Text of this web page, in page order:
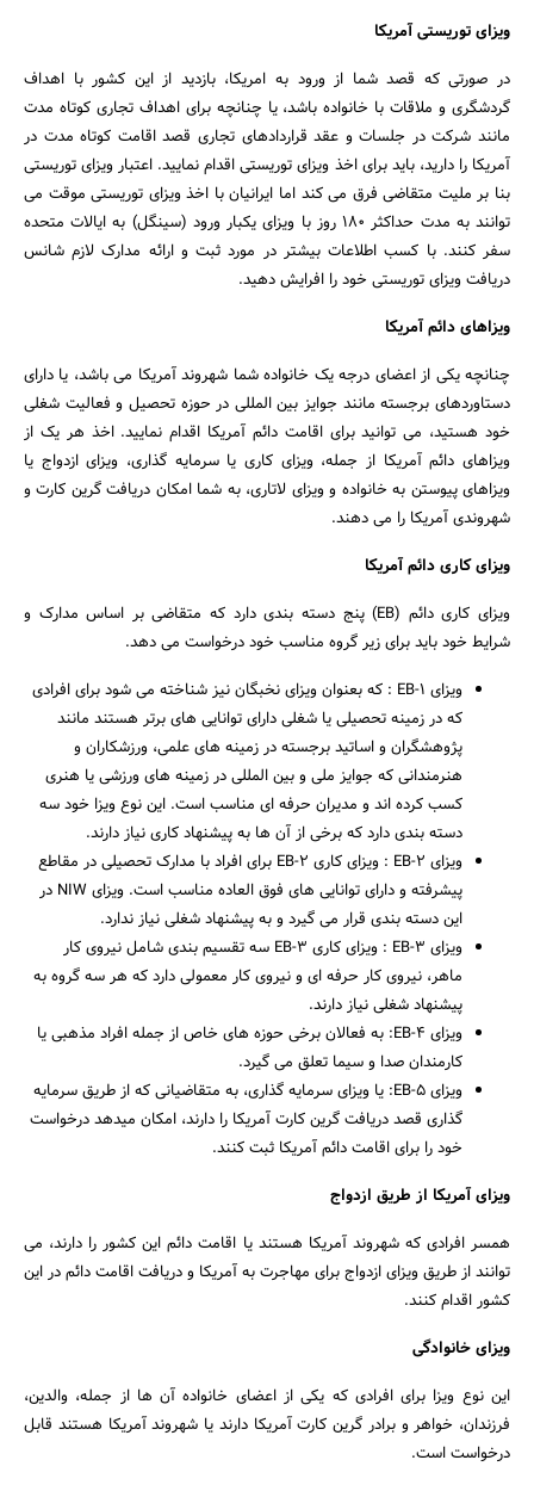
ویزای توریستی آمریکا
در صورتی که قصد شما از ورود به امریکا، بازدید از این کشور با اهداف
گردشگری و ملاقات با خانواده باشد، یا چنانچه برای اهداف تجاری کوتاه مدت
مانند شرکت در جلسات و عقد قراردادهای تجاری قصد اقامت کوتاه مدت در
آمریکا را دارید، باید برای اخذ ویزای توریستی اقدام نمایید. اعتبار ویزای توریستی
بنا بر ملیت متقاضی فرق می کند اما ایرانیان با اخذ ویزای توریستی موقت می
توانند به مدت حداکثر 180 روز با ویزای یکبار ورود (سینگل) به ایالات متحده
سفر کنند. با کسب اطلاعات بیشتر در مورد ثبت و ارائه مدارک لازم شانس
دریافت ویزای توریستی خود را افرایش دهید.
ویزاهای دائم آمریکا
چنانچه یکی از اعضای درجه یک خانواده شما شهروند آمریکا می باشد، یا دارای
دستاوردهای برجسته مانند جوایز بین المللی در حوزه تحصیل و فعالیت شغلی
خود هستید، می توانید برای اقامت دائم آمریکا اقدام نمایید. اخذ هر یک از
ویزاهای دائم آمریکا از جمله، ویزای کاری یا سرمایه گذاری، ویزای ازدواج یا
ویزاهای پیوستن به خانواده و ویزای لاتاری، به شما امکان دریافت گرین کارت و
شهروندی آمریکا را می دهند.
ویزای کاری دائم آمریکا
ویزای کاری دائم (EB) پنج دسته بندی دارد که متقاضی بر اساس مدارک و
شرایط خود باید برای زیر گروه مناسب خود درخواست می دهد.
ویزای EB-1 : که بعنوان ویزای نخبگان نیز شناخته می شود برای افرادی
که در زمینه تحصیلی یا شغلی دارای توانایی های برتر هستند مانند
پژوهشگران و اساتید برجسته در زمینه های علمی، ورزشکاران و
هنرمندانی که جوایز ملی و بین المللی در زمینه های ورزشی یا هنری
کسب کرده اند و مدیران حرفه ای مناسب است. این نوع ویزا خود سه
دسته بندی دارد که برخی از آن ها به پیشنهاد کاری نیاز دارند.
ویزای EB-2 : ویزای کاری EB-2 برای افراد با مدارک تحصیلی در مقاطع
پیشرفته و دارای توانایی های فوق العاده مناسب است. ویزای NIW در
این دسته بندی قرار می گیرد و به پیشنهاد شغلی نیاز ندارد.
ویزای EB-3 : ویزای کاری EB-3 سه تقسیم بندی شامل نیروی کار
ماهر، نیروی کار حرفه ای و نیروی کار معمولی دارد که هر سه گروه به
پیشنهاد شغلی نیاز دارند.
ویزای EB-4: به فعالان برخی حوزه های خاص از جمله افراد مذهبی یا
کارمندان صدا و سیما تعلق می گیرد.
ویزای EB-5: یا ویزای سرمایه گذاری، به متقاضیانی که از طریق سرمایه
گذاری قصد دریافت گرین کارت آمریکا را دارند، امکان میدهد درخواست
خود را برای اقامت دائم آمریکا ثبت کنند.
ویزای آمریکا از طریق ازدواج
همسر افرادی که شهروند آمریکا هستند یا اقامت دائم این کشور را دارند، می
توانند از طریق ویزای ازدواج برای مهاجرت به آمریکا و دریافت اقامت دائم در این
کشور اقدام کنند.
ویزای خانوادگی
این نوع ویزا برای افرادی که یکی از اعضای خانواده آن ها از جمله، والدین،
فرزندان، خواهر و برادر گرین کارت آمریکا دارند یا شهروند آمریکا هستند قابل
درخواست است.